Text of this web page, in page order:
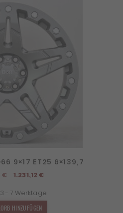
9×17 ET25 6×139,7
€
Ursprünglicher
war:
1.399,00 €
1.231,12€Aktueller
ist:
3 - 7 Werktage
HINZUFÜGEN